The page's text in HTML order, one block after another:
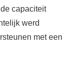
capaciteit
werd
met een